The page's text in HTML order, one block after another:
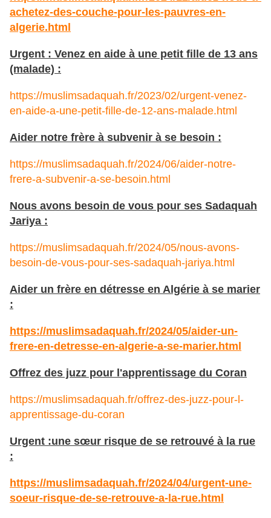
achetez-des-couche-pour-les-pauvres-en-
algerie.html
Urgent : Venez en aide à une petit fille de 13 ans
(malade) :
https://muslimsadaquah.fr/2023/02/urgent-venez-
en-aide-a-une-petit-fille-de-12-ans-malade.html
Aider notre frère à subvenir à se besoin :
https://muslimsadaquah.fr/2024/06/aider-notre-
frere-a-subvenir-a-se-besoin.html
Nous avons besoin de vous pour ses Sadaquah
Jariya :
https://muslimsadaquah.fr/2024/05/nous-avons-
besoin-de-vous-pour-ses-sadaquah-jariya.html
Aider un frère en détresse en Algérie à se marier
:
https://muslimsadaquah.fr/2024/05/aider-un-
frere-en-detresse-en-algerie-a-se-marier.html
Offrez des juzz pour l'apprentissage du Coran
https://muslimsadaquah.fr/offrez-des-juzz-pour-l-
apprentissage-du-coran
Urgent :une sœur risque de se retrouvé à la rue
:
https://muslimsadaquah.fr/2024/04/urgent-une-
soeur-risque-de-se-retrouve-a-la-rue.html